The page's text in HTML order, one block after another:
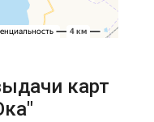
карт